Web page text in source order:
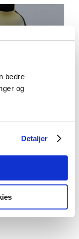
bedre
og
Detaljer